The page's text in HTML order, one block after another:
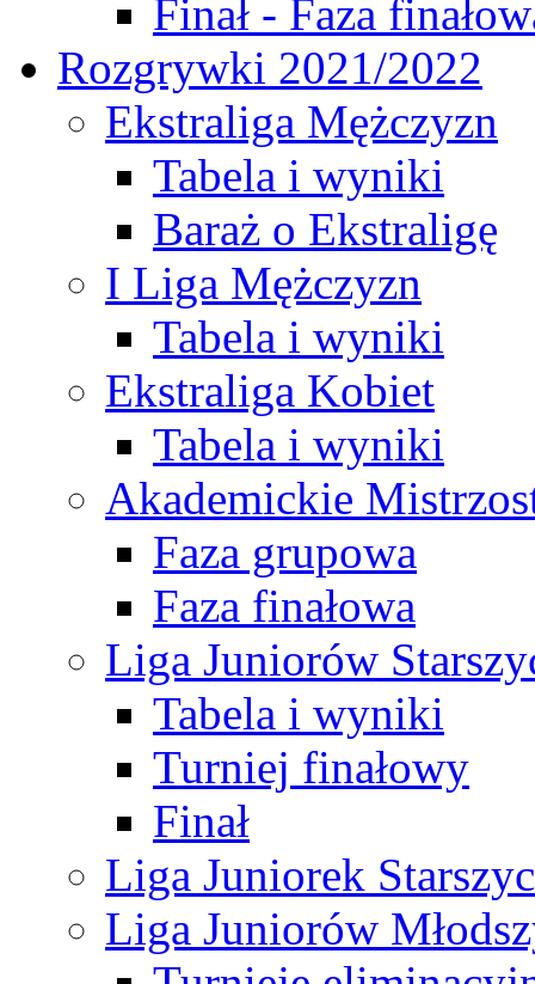
Finał - Faza
Rozgrywki 2021/2022
Ekstraliga Mężczyzn
Tabela i wyniki
Baraż o Ekstraligę
I Liga Mężczyzn
Tabela i wyniki
Ekstraliga Kobiet
Tabela i wyniki
Akademickie
Faza grupowa
Faza finałowa
Liga Juniorów
Tabela i wyniki
Turniej finałowy
Finał
Liga Juniorek
Liga Juniorów